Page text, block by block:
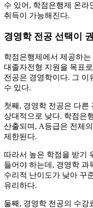
수 있어, 학점은행제 온라
취득이 가능해진다.
경영학 전공 선택이
학점은행제에서 제공하
대졸자전형 지원을 목표
전공은 경영학이다. 그 이
수 있다.
첫째, 경영학 전공은 다른
상대적으로 낮다. 학점은
산출되며, A등급은 전체
제한된다.
따라서 높은 학점을 받기
들어야 하는데, 경영학 과
수리적 난이도가 낮아 꾸
유리하다.
둘째, 경영학 전공의 수강